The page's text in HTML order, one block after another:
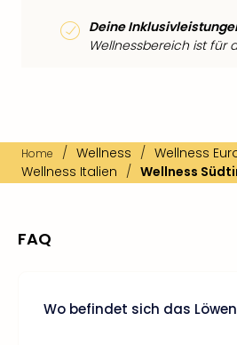
Deine
Wellnessbereich ist für
Home / Wellness / Wellness
Wellness Italien / Wellness
FAQ
Wo befindet sich das